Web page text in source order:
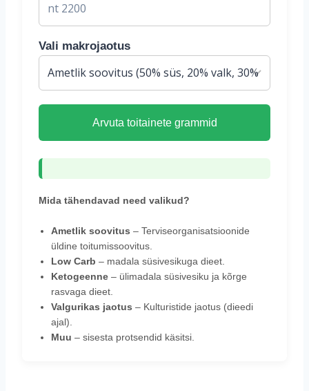
Vali makrojaotus
Arvuta toitainete grammid
Mida tähendavad need valikud?
Ametlik soovitus – Terviseorganisatsioonide
üldine toitumissoovitus.
Low Carb – madala süsivesikuga dieet.
Ketogeenne – ülimadala süsivesiku ja kõrge
rasvaga dieet.
Valgurikas jaotus – Kulturistide jaotus (dieedi
ajal).
Muu – sisesta protsendid käsitsi.